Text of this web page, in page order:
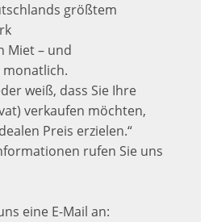
größtem
Miet – und
weiß, dass Sie Ihre
verkaufen möchten,
Preis erzielen.“
rufen Sie uns
eine E-Mail an: